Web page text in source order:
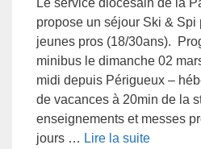
propose un séjour Ski & Spi
jeunes pros (18/30ans).
minibus le dimanche 02
midi depuis Périgueux –
de vacances à 20min de la
enseignements et messes
jours … Lire la suite